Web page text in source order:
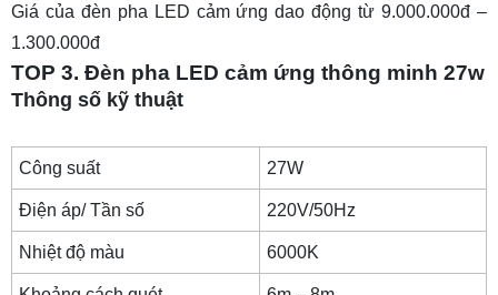
Giá của đèn pha LED cảm ứng dao động từ 9.000.000đ –
1.300.000đ
TOP 3. Đèn pha LED cảm ứng thông minh 27w
Thông số kỹ thuật
Công suất 27W
Điện áp/ Tần số 220V/50Hz
Nhiệt độ màu 6000K